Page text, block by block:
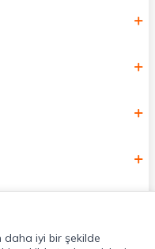
daha iyi bir şekilde